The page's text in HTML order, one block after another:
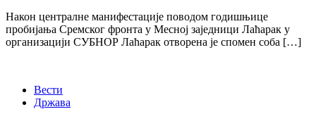
Након централне манифестације поводом годишњице
пробијања Сремског фронта у Месној заједници Лаћарак у
организацији СУБНОР Лаћарак отворена је спомен соба […]
Вести
Држава